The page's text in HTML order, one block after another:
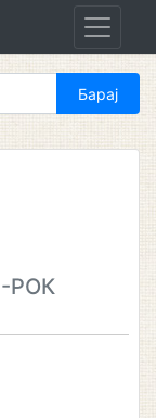
РОК